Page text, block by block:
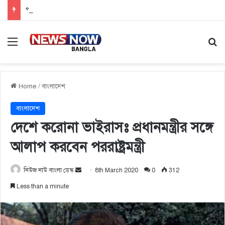
পাসের হারে বিপর্যয়, ‘মুখস্ত’ সাফল্যের মোহভঙ্গ
Menu
Home /বাংলাদেশ
বাংলাদেশ
দেশে করোনা ভাইরাসঃ প্রধানমন্ত্রীর সঙ্গে
আলাপ করবেন পররাষ্ট্রমন্ত্রী
নিউজ নাউ বাংলা ডেস্ক
d
8th March 2020 0 312
Less than a minute